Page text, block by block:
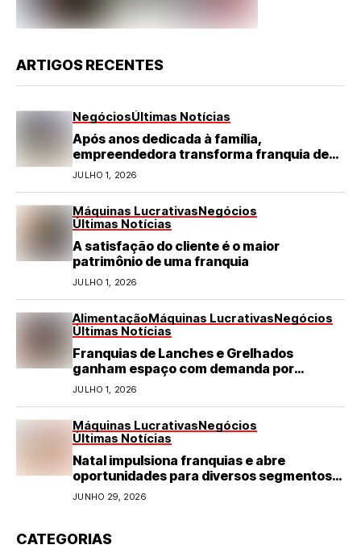
ARTIGOS RECENTES
NegóciosÚltimas Notícias
Após anos dedicada à família,
empreendedora transforma franquia de
turismo em negócio de destaque no RN
JULHO 1, 2026
Máquinas LucrativasNegócios
Últimas Notícias
A satisfação do cliente é o maior
patrimônio de uma franquia
JULHO 1, 2026
AlimentaçãoMáquinas LucrativasNegócios
Últimas Notícias
Franquias de Lanches e Grelhados
ganham espaço com demanda por
refeições rápidas e de qualidade
JULHO 1, 2026
Máquinas LucrativasNegócios
Últimas Notícias
Natal impulsiona franquias e abre
oportunidades para diversos segmentos
do varejo
JUNHO 29, 2026
CATEGORIAS